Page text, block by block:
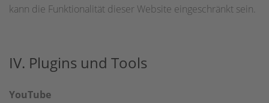
kann die Funktionalität dieser Website eingeschränkt sein.
IV. Plugins und Tools
YouTube